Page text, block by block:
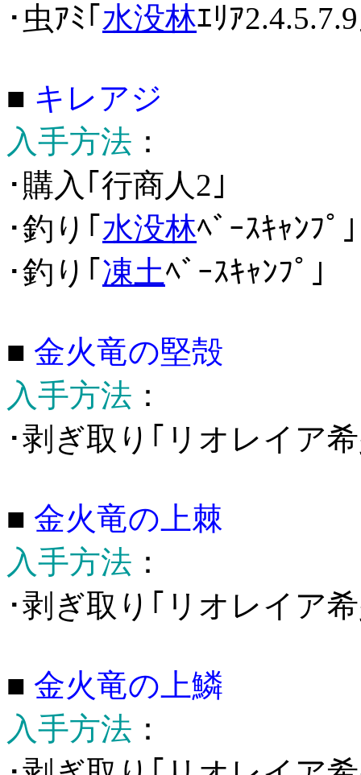
･虫ｱﾐ｢ 水没林ｴﾘｱ
■ キレアジ
入手方法 ：
･購入｢行商人2｣
･釣り｢ 水没林ﾍﾞｰｽｷｬﾝﾌﾟ｣
･釣り｢ 凍土ﾍﾞｰｽｷｬﾝﾌﾟ｣
■ 金火竜の堅殻
入手方法 ：
･剥ぎ取り｢リオレイア
■ 金火竜の上棘
入手方法 ：
･剥ぎ取り｢リオレイア
■ 金火竜の上鱗
入手方法 ：